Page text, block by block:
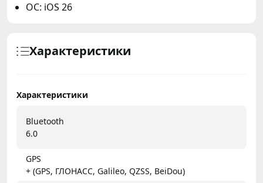
ОС: iOS 26
Характеристики
Характеристики
Bluetooth
6.0
GPS
+ (GPS, ГЛОНАСС, Galileo, QZSS, BeiDou)